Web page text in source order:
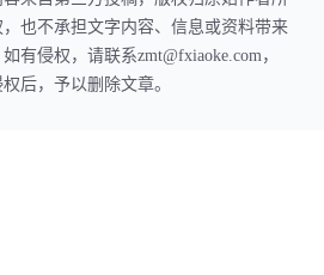
也不承担文字内容、信息或资料带来
有侵权，请联系zmt@fxiaoke.com，
后，予以删除文章。